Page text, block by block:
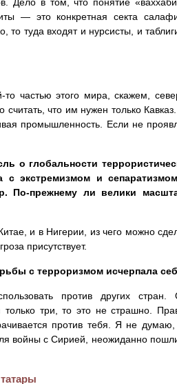
— это конкретная секта
то туда входят и нурсисты, и
то частью этого мира, скажем,
что им нужен только
промышленность. Если не
о глобальности
с экстремизмом и
По-прежнему ли велики
и в Нигерии, из чего можно
присутствует.
с терроризмом исчерпала
против других стран.
три, то это не страшно.
против тебя. Я не думаю,
войны с Сирией, неожиданно